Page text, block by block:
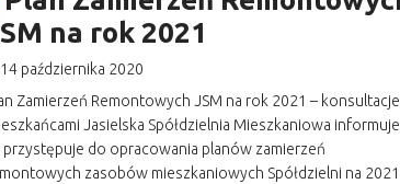
na rok 2021
14 października 2020
Zamierzeń Remontowych JSM na rok 2021 –
Jasielska Spółdzielnia Mieszkaniowa
przystępuje do opracowania planów zamierzeń
zasobów mieszkaniowych Spółdzielni na 2021